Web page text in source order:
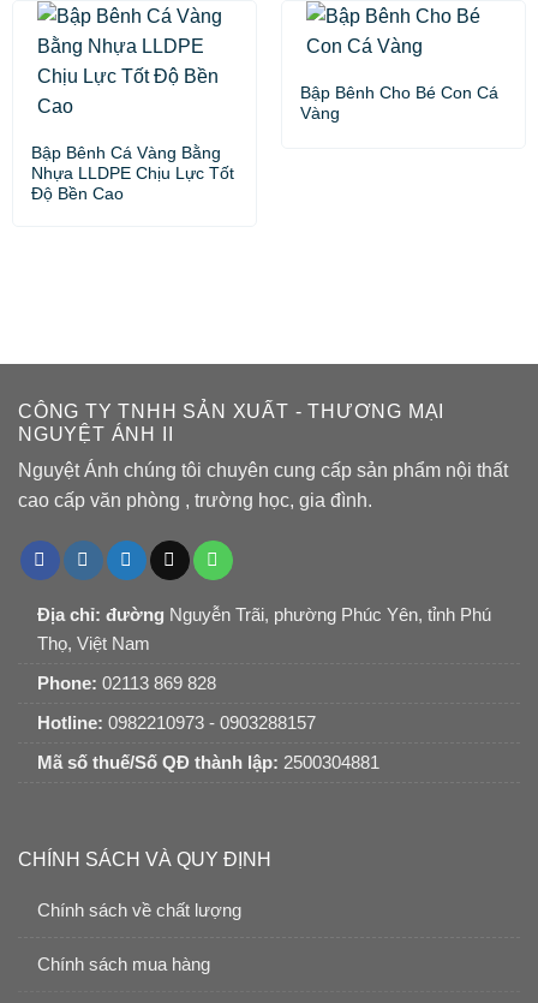
Bập Bênh Cá Vàng Bằng
Nhựa LLDPE Chịu Lực Tốt
Độ Bền Cao
Bập Bênh Cho Bé Con Cá
Vàng
CÔNG TY TNHH SẢN XUẤT - THƯƠNG MẠI
NGUYỆT ÁNH II
Nguyệt Ánh chúng tôi chuyên cung cấp sản phẩm nội thất
cao cấp văn phòng , trường học, gia đình.
Địa chỉ: đường Nguyễn Trãi, phường Phúc Yên, tỉnh Phú
Thọ, Việt Nam
Phone: 02113 869 828
Hotline: 0982210973 - 0903288157
Mã số thuế/Số QĐ thành lập: 2500304881
CHÍNH SÁCH VÀ QUY ĐỊNH
Chính sách về chất lượng
Chính sách mua hàng